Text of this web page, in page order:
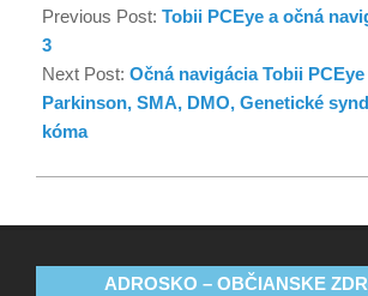
Previous Post: Tobii PCEye a očná
3
Next Post: Očná navigácia Tobii PCEye
Parkinson, SMA, DMO, Genetické
kóma
ADROSKO – OBČIANSKE